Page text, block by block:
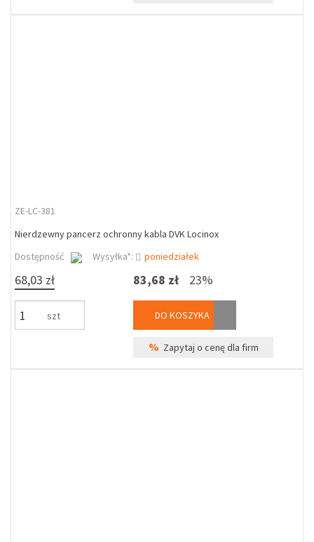
ZE-LC-381
Nierdzewny pancerz ochronny kabla DVK Locinox
Dostępność
Wysyłka*: poniedziałek
68,03 zł
szt
83,68 zł 23%
DO KOSZYKA
% Zapytaj o cenę dla firm